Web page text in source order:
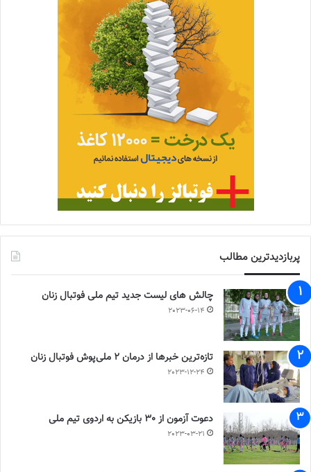
پربازدیدترین مطالب
چالش هاى ليست جدید تيم ملى فوتبال زنان
2023-06-14
تازه‌ترین خبرها از درمان ۲ ملی‌پوش فوتبال زنان
2023-12-24
دعوت آزمون از 30 بازیکن به اردوی تیم ملی
2023-03-21